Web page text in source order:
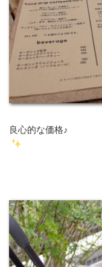
良心的な価格♪